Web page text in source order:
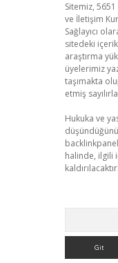
Sitemiz,
ve İletişim
Sağlayıcı
sitedeki
araştırma
üyelerimiz
taşımakta
etmiş
Hukuka ve
halinde, ilgili
kaldırılacaktır.